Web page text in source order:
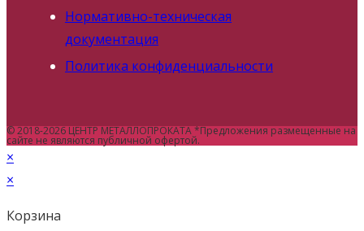
Нормативно-техническая
документация
Политика конфиденциальности
© 2018-2026 ЦЕНТР МЕТАЛЛОПРОКАТА *Предложения размещенные на
сайте не являются публичной офертой.
×
×
Корзина